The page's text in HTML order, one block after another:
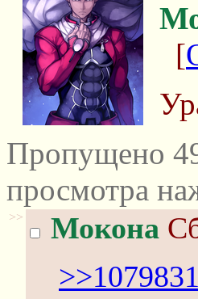
[
Пропущено
просмотра
>> Мокона
>>1079831